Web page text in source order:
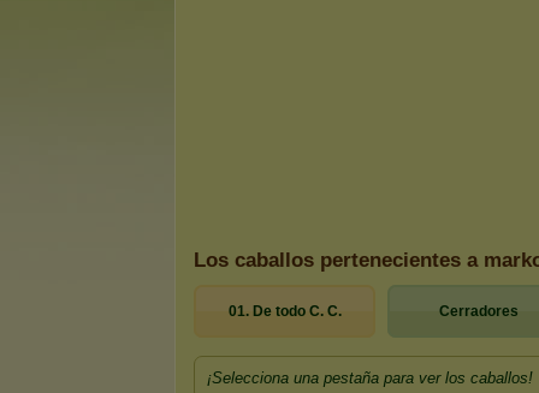
Los caballos pertenecientes a
01. De todo C. C. Cerradores
¡Selecciona una pestaña para ver los caballos!